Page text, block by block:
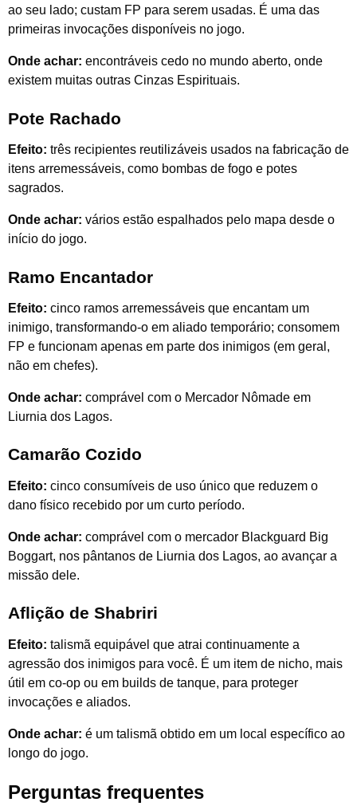
ao seu lado; custam FP para serem usadas. É uma das
primeiras invocações disponíveis no jogo.
Onde achar: encontráveis cedo no mundo aberto, onde
existem muitas outras Cinzas Espirituais.
Pote Rachado
Efeito: três recipientes reutilizáveis usados na fabricação de
itens arremessáveis, como bombas de fogo e potes
sagrados.
Onde achar: vários estão espalhados pelo mapa desde o
início do jogo.
Ramo Encantador
Efeito: cinco ramos arremessáveis que encantam um
inimigo, transformando-o em aliado temporário; consomem
FP e funcionam apenas em parte dos inimigos (em geral,
não em chefes).
Onde achar: comprável com o Mercador Nômade em
Liurnia dos Lagos.
Camarão Cozido
Efeito: cinco consumíveis de uso único que reduzem o
dano físico recebido por um curto período.
Onde achar: comprável com o mercador Blackguard Big
Boggart, nos pântanos de Liurnia dos Lagos, ao avançar a
missão dele.
Aflição de Shabriri
Efeito: talismã equipável que atrai continuamente a
agressão dos inimigos para você. É um item de nicho, mais
útil em co-op ou em builds de tanque, para proteger
invocações e aliados.
Onde achar: é um talismã obtido em um local específico ao
longo do jogo.
Perguntas frequentes